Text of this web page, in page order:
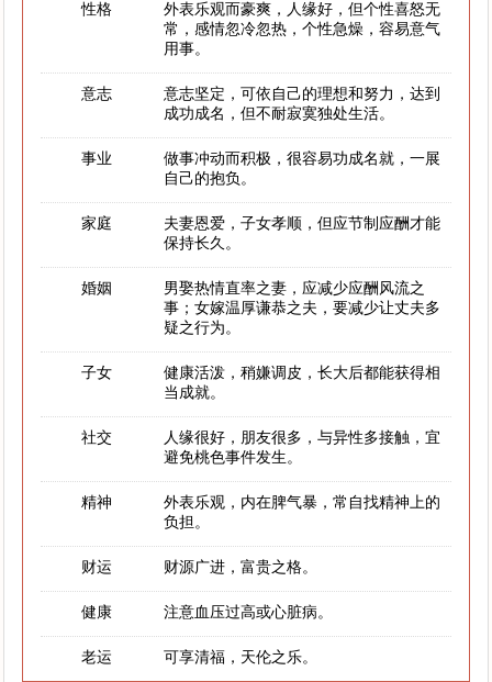
性格
外表乐观而豪爽，人缘好，但个性喜怒无
常，感情忽冷忽热，个性急燥，容易意气
用事。
意志
意志坚定，可依自己的理想和努力，达到
成功成名，但不耐寂寞独处生活。
事业
做事冲动而积极，很容易功成名就，一展
自己的抱负。
家庭
夫妻恩爱，子女孝顺，但应节制应酬才能
保持长久。
婚姻
男娶热情直率之妻，应减少应酬风流之
事；女嫁温厚谦恭之夫，要减少让丈夫多
疑之行为。
子女
健康活泼，稍嫌调皮，长大后都能获得相
当成就。
社交
人缘很好，朋友很多，与异性多接触，宜
避免桃色事件发生。
精神
外表乐观，内在脾气暴，常自找精神上的
负担。
财运 财源广进，富贵之格。
健康 注意血压过高或心脏病。
老运 可享清福，天伦之乐。